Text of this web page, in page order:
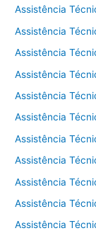
Assistência
Assistência
Assistência
Assistência
Assistência
Assistência
Assistência
Assistência
Assistência
Assistência
Assistência